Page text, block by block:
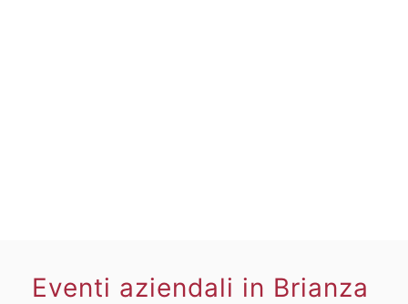
Eventi aziendali in Brianza